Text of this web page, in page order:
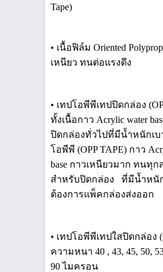
Tape)
• เนื้อฟิล์ม Oriented
เหนียว ทนต่อแรงดึง
• เทปโอพีพีเทปปิดกล่อง
ทั้งเนื้อกาว Acrylic water
ปิดกล่องทั่วไปที่มีน้ำหนักเ
โอพีพี (OPP TAPE) กาว
base กาวเหนียวมาก ทนทุ
สำหรับปิดกล่อง ที่มีน้ำหนั
ต้องการแพ็คกล่องส่งออก
• เทปโอพีพีเทปใสปิดกล่อง
ความหนา 40 , 43, 45, 50,
90 ไมครอน